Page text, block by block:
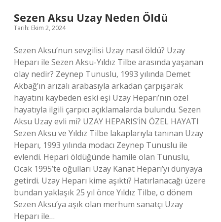
Sezen Aksu Uzay Neden Öldü
Tarih: Ekim 2, 2024
Sezen Aksu’nun sevgilisi Uzay nasıl öldü? Uzay
Heparı ile Sezen Aksu-Yıldız Tilbe arasında yaşanan
olay nedir? Zeynep Tunuslu, 1993 yılında Demet
Akbağ’ın arızalı arabasıyla arkadan çarpışarak
hayatını kaybeden eski eşi Uzay Heparı’nın özel
hayatıyla ilgili çarpıcı açıklamalarda bulundu. Sezen
Aksu Uzay evli mi? UZAY HEPARIS’İN ÖZEL HAYATI
Sezen Aksu ve Yıldız Tilbe lakaplarıyla tanınan Uzay
Heparı, 1993 yılında modacı Zeynep Tunuslu ile
evlendi. Hepari öldüğünde hamile olan Tunuslu,
Ocak 1995’te oğulları Uzay Kanat Heparı’yı ​​dünyaya
getirdi. Uzay Heparı kime aşıktı? Hatırlanacağı üzere
bundan yaklaşık 25 yıl önce Yıldız Tilbe, o dönem
Sezen Aksu’ya aşık olan merhum sanatçı Uzay
Heparı ile…